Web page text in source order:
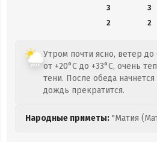
3
3
2
2
Утром почти ясно, ветер
от +20°C до +33°C, очень
тени. После обеда
дождь прекратится.
Народные приметы: "Матия